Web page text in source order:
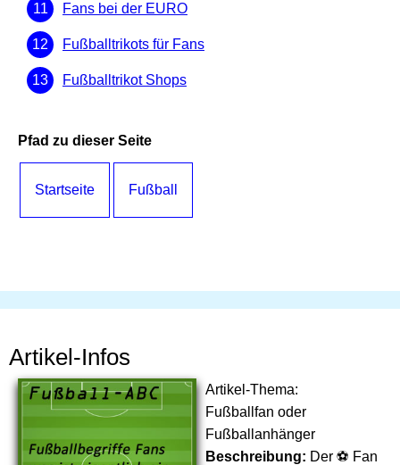
Fans bei der EURO
Fußballtrikots für Fans
Fußballtrikot Shops
Pfad zu dieser Seite
Startseite Fußball
Artikel-Infos
Artikel-Thema:
Fußballfan oder
Fußballanhänger
Beschreibung: Der ⚽ Fan